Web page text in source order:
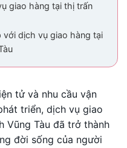
giao hàng tại thị trấn
với dịch vụ giao hàng tại
tử và nhu cầu vận
triển, dịch vụ giao
Vũng Tàu đã trở thành
đời sống của người